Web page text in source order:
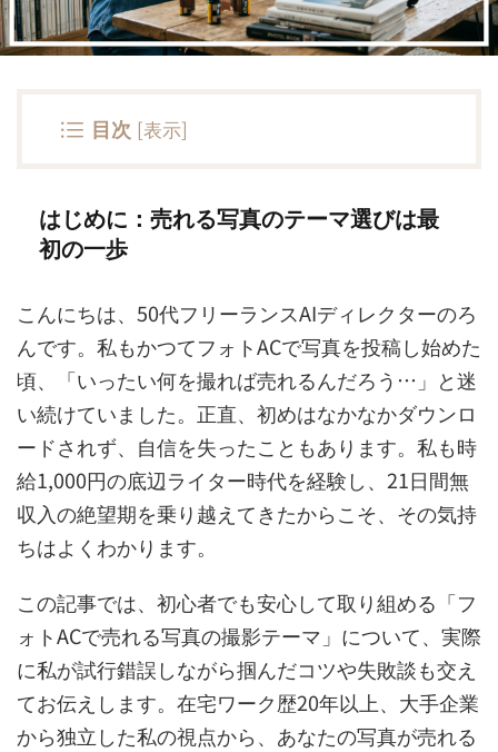
目次 [表示]
はじめに：売れる写真のテーマ選びは最
初の一歩
こんにちは、50代フリーランスAIディレクターのろ
んです。私もかつてフォトACで写真を投稿し始めた
頃、「いったい何を撮れば売れるんだろう…」と迷
い続けていました。正直、初めはなかなかダウンロ
ードされず、自信を失ったこともあります。私も時
給1,000円の底辺ライター時代を経験し、21日間無
収入の絶望期を乗り越えてきたからこそ、その気持
ちはよくわかります。
この記事では、初心者でも安心して取り組める「フ
ォトACで売れる写真の撮影テーマ」について、実際
に私が試行錯誤しながら掴んだコツや失敗談も交え
てお伝えします。在宅ワーク歴20年以上、大手企業
から独立した私の視点から、あなたの写真が売れる